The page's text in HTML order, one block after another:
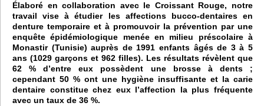
Élaboré en collaboration avec le Croissant Rouge, notre
travail vise à étudier les affections bucco-dentaires en
denture temporaire et à promouvoir la prévention par une
enquête épidémiologique menée en milieu préscolaire à
Monastir (Tunisie) auprès de 1991 enfants âgés de 3 à 5
ans (1029 garçons et 962 filles). Les résultats révèlent que
62 % d’entre eux possèdent une brosse à dents ;
cependant 50 % ont une hygiène insuffisante et la carie
dentaire constitue chez eux l’affection la plus fréquente
avec un taux de 36 %.